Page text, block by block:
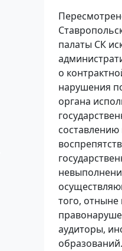
палаты СК
о
нарушения
органа
того,
аудиторы,
образований.